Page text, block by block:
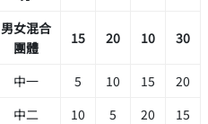
男女混合
團體
15 20 10 30
中一 5 10 15
20
中二
10 5 20
15